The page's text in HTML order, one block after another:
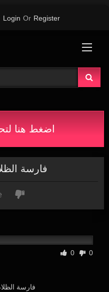
Login Or Register
اضغط هنا
فارسة
0 0
فارسة